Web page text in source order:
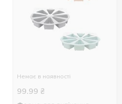
Немає в наявності
99.99 ₴